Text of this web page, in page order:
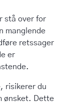
stå over for
manglende
retssager
er
risikerer du
ønsket. Dette